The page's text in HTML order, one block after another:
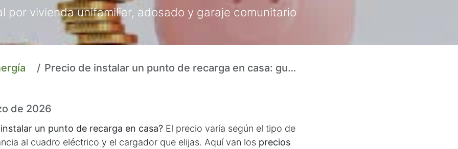
por vivienda unifamiliar, adosado y garaje comunitario
Precio de instalar un punto de recarga en casa: guía por tipo de vivienda (2026)
de 2026
un punto de recarga en casa? El precio varía según el tipo de
al cuadro eléctrico y el cargador que elijas. Aquí van los precios